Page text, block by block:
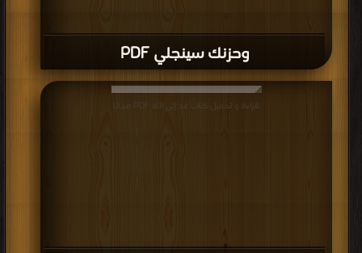
وحزنك سينجلي PDF
قراءة و تحميل كتاب عد إلى الله PDF مجانا